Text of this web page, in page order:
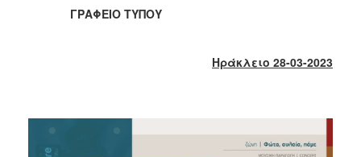
2018
ΓΡΑΦΕΙΟ ΤΥΠΟΥ
Ηράκλειο 28-03-2023